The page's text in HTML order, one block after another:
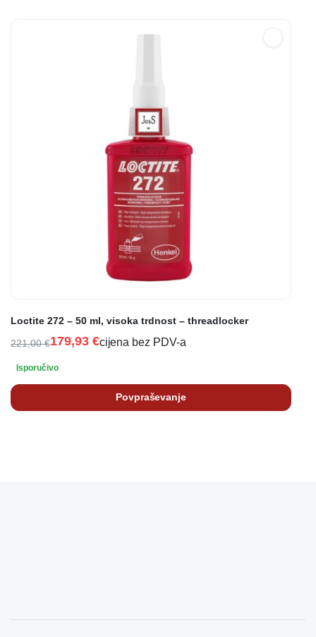
Loctite 272 – 50 ml, visoka trdnost – threadlocker
221,00€179,93 €cijena bez PDV-a
Isporučivo
Povpraševanje